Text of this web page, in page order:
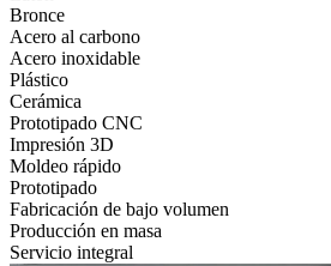
Bronce
Acero al carbono
Acero inoxidable
Plástico
Cerámica
Prototipado CNC
Impresión 3D
Moldeo rápido
Prototipado
Fabricación de bajo volumen
Producción en masa
Servicio integral